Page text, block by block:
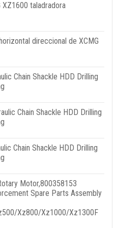
XZ1600 taladradora
direccional de XCMG
Chain Shackle HDD Drilling
Chain Shackle HDD Drilling
Chain Shackle HDD Drilling
Motor,800358153
Spare Parts Assembly
Xz800/Xz1000/Xz1300F